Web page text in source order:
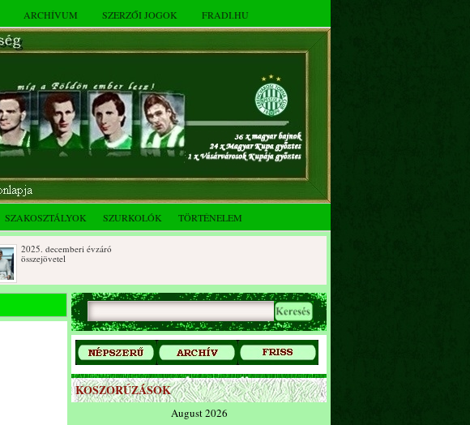
ARCHÍVUM SZERZŐI JOGOK FRADI.HU
SZAKOSZTÁLYOK SZURKOLÓK TÖRTÉNELEM
2025. decemberi évzáró
összejövetel
Az FTC Baráti Kör 2025. októberi
KOSZORÚZÁSOK
August 2026